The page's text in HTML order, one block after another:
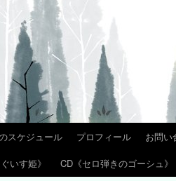
スケジュール プロフィール お問い
いす姫》 CD《セロ弾きのゴーシュ》